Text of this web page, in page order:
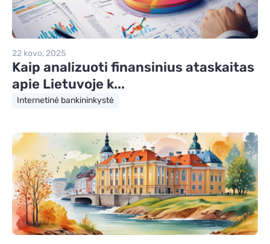
22 kovo, 2025
Kaip analizuoti finansinius ataskaitas
apie Lietuvoje k...
Internetinė bankininkystė